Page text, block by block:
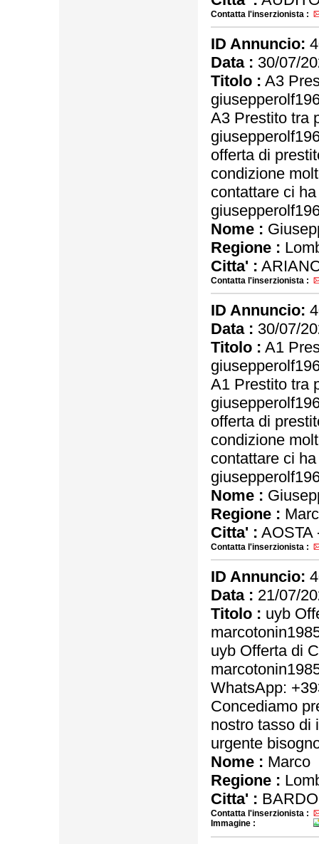
Contatta l'inserzionista :
ID Annuncio:
Data : 30/07/
Titolo : A3
A3 Prestito tra
offerta di
condizione
contattare ci
Nome :
Regione :
Citta' :
Contatta l'inserzionista :
ID Annuncio:
Data : 30/07/
Titolo : A1
A1 Prestito tra
offerta di
condizione
contattare ci
Nome :
Regione :
Citta' :
Contatta l'inserzionista :
ID Annuncio:
Data : 21/07/
Titolo : uyb
uyb Offerta di
WhatsApp:
Concediamo
nostro tasso di
urgente
Nome : Marco
Regione :
Citta' :
Contatta l'inserzionista :
Immagine :